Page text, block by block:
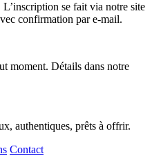
se fait via notre site
confirmation par e-mail.
moment. Détails dans notre
authentiques, prêts à offrir.
Contact